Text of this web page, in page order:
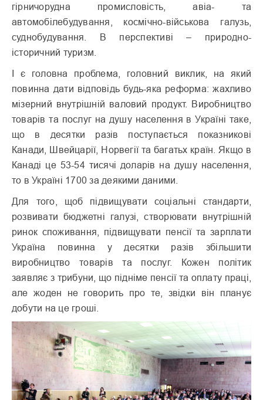
гірничорудна промисловість, авіа- та
автомобілебудування, космічно-військова галузь,
суднобудування. В перспективі – природно-
історичний туризм.
І є головна проблема, головний виклик, на який
повинна дати відповідь будь-яка реформа: жахливо
мізерний внутрішній валовий продукт. Виробництво
товарів та послуг на душу населення в Україні таке,
що в десятки разів поступається показникові
Канади, Швейцарії, Норвегії та багатьх країн. Якщо в
Канаді це 53-54 тисячі доларів на душу населення,
то в Україні 1700 за деякими даними.
Для того, щоб підвищувати соціальні стандарти,
розвивати бюджетні галузі, створювати внутрішній
ринок споживання, підвищувати пенсії та зарплати
Україна повинна у десятки разів збільшити
виробництво товарів та послуг. Кожен політик
заявляє з трибуни, що підніме пенсії та оплату праці,
але жоден не говорить про те, звідки він планує
добути на це гроші.